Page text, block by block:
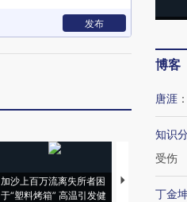
发布
加沙上百万流离失所者困
于“塑料烤箱” 高温引发健
视线｜HYROX
术：是什么让
博客
唐涯 ：
知识
受伤
丁金坤